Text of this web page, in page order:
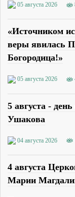
05 августа 2026
«Источником
веры явилась
Богородица!»
05 августа 2026
5 августа -
Ушакова
04 августа 2026
4 августа
Марии